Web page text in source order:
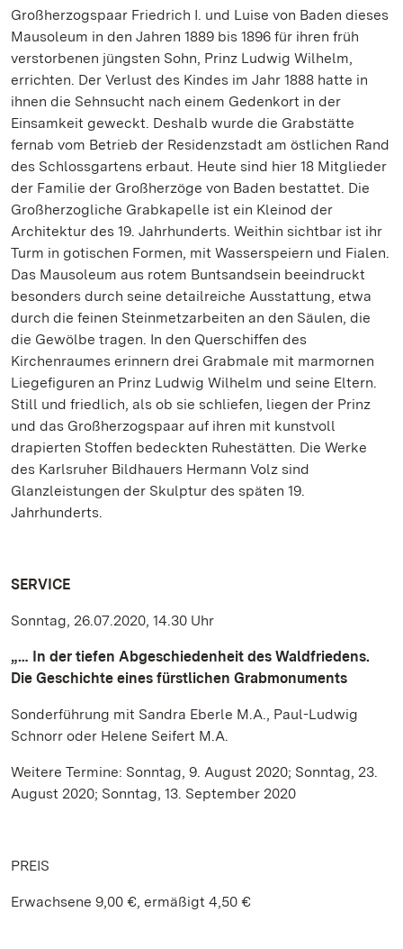
Großherzogspaar Friedrich I. und Luise von Baden dieses
Mausoleum in den Jahren 1889 bis 1896 für ihren früh
verstorbenen jüngsten Sohn, Prinz Ludwig Wilhelm,
errichten. Der Verlust des Kindes im Jahr 1888 hatte in
ihnen die Sehnsucht nach einem Gedenkort in der
Einsamkeit geweckt. Deshalb wurde die Grabstätte
fernab vom Betrieb der Residenzstadt am östlichen Rand
des Schlossgartens erbaut. Heute sind hier 18 Mitglieder
der Familie der Großherzöge von Baden bestattet. Die
Großherzogliche Grabkapelle ist ein Kleinod der
Architektur des 19. Jahrhunderts. Weithin sichtbar ist ihr
Turm in gotischen Formen, mit Wasserspeiern und Fialen.
Das Mausoleum aus rotem Buntsandsein beeindruckt
besonders durch seine detailreiche Ausstattung, etwa
durch die feinen Steinmetzarbeiten an den Säulen, die
die Gewölbe tragen. In den Querschiffen des
Kirchenraumes erinnern drei Grabmale mit marmornen
Liegefiguren an Prinz Ludwig Wilhelm und seine Eltern.
Still und friedlich, als ob sie schliefen, liegen der Prinz
und das Großherzogspaar auf ihren mit kunstvoll
drapierten Stoffen bedeckten Ruhestätten. Die Werke
des Karlsruher Bildhauers Hermann Volz sind
Glanzleistungen der Skulptur des späten 19.
Jahrhunderts.
SERVICE
Sonntag, 26.07.2020, 14.30 Uhr
„… In der tiefen Abgeschiedenheit des Waldfriedens.
Die Geschichte eines fürstlichen Grabmonuments
Sonderführung mit Sandra Eberle M.A., Paul-Ludwig
Schnorr oder Helene Seifert M.A.
Weitere Termine: Sonntag, 9. August 2020; Sonntag, 23.
August 2020; Sonntag, 13. September 2020
PREIS
Erwachsene 9,00 €, ermäßigt 4,50 €